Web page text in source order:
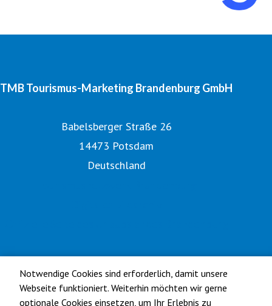
Notwendige Cookies sind erforderlich, damit unsere
Webseite funktioniert. Weiterhin möchten wir gerne
optionale Cookies einsetzen, um Ihr Erlebnis zu
TMB Tourismus-Marketing Brandenburg GmbH
Babelsberger Straße 26
14473 Potsdam
Deutschland